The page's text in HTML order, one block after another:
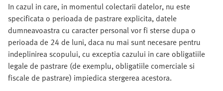
In cazul in care, in momentul colectarii datelor, nu este
specificata o perioada de pastrare explicita, datele
dumneavoastra cu caracter personal vor fi sterse dupa o
perioada de 24 de luni, daca nu mai sunt necesare pentru
indeplinirea scopului, cu exceptia cazului in care obligatiile
legale de pastrare (de exemplu, obligatiile comerciale si
fiscale de pastrare) impiedica stergerea acestora.